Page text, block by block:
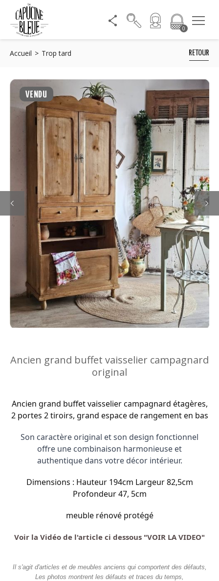
0
RETOUR
Accueil Trop tard
VENDU
Ancien grand buffet vaisselier campagnard
original
Ancien grand buffet vaisselier campagnard étagères,
2 portes 2 tiroirs, grand espace de rangement en bas
Son caractère original et son design fonctionnel
offre une combinaison harmonieuse et
authentique dans votre décor intérieur.
Dimensions : Hauteur 194cm Largeur 82,5cm
Profondeur 47, 5cm
meuble rénové protégé
Voir la Vidéo de l'article ci dessous "VOIR LA VIDEO"
Il s'agit d'articles et de meubles anciens qui comportent des défauts,
Les photos montrent les défauts et traces du temps,